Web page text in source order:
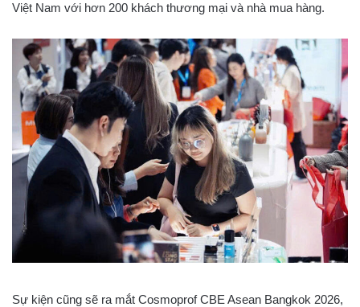
Việt Nam với hơn 200 khách thương mại và nhà mua hàng.
Sự kiện cũng sẽ ra mắt Cosmoprof CBE Asean Bangkok 2026,